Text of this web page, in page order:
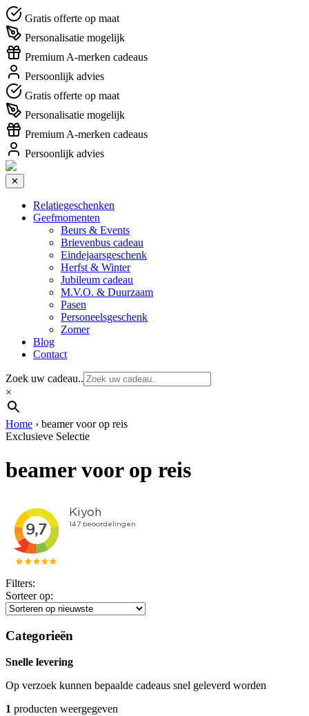
Gratis offerte op maat
Personalisatie mogelijk
Premium A-merken cadeaus
Persoonlijk advies
Gratis offerte op maat
Personalisatie mogelijk
Premium A-merken cadeaus
Persoonlijk advies
✕
Relatiegeschenken
Geefmomenten
Beurs & Events
Brievenbus cadeau
Eindejaarsgeschenk
Herfst & Winter
Jubileum cadeau
M.V.O. & Duurzaam
Pasen
Personeelsgeschenk
Zomer
Blog
Contact
Zoek uw cadeau..
×
Home › beamer voor op reis
Exclusieve Selectie
beamer voor op reis
Filters:
Sorteer op:
Categorieën
Snelle levering
Op verzoek kunnen bepaalde cadeaus snel geleverd worden
1 producten weergegeven